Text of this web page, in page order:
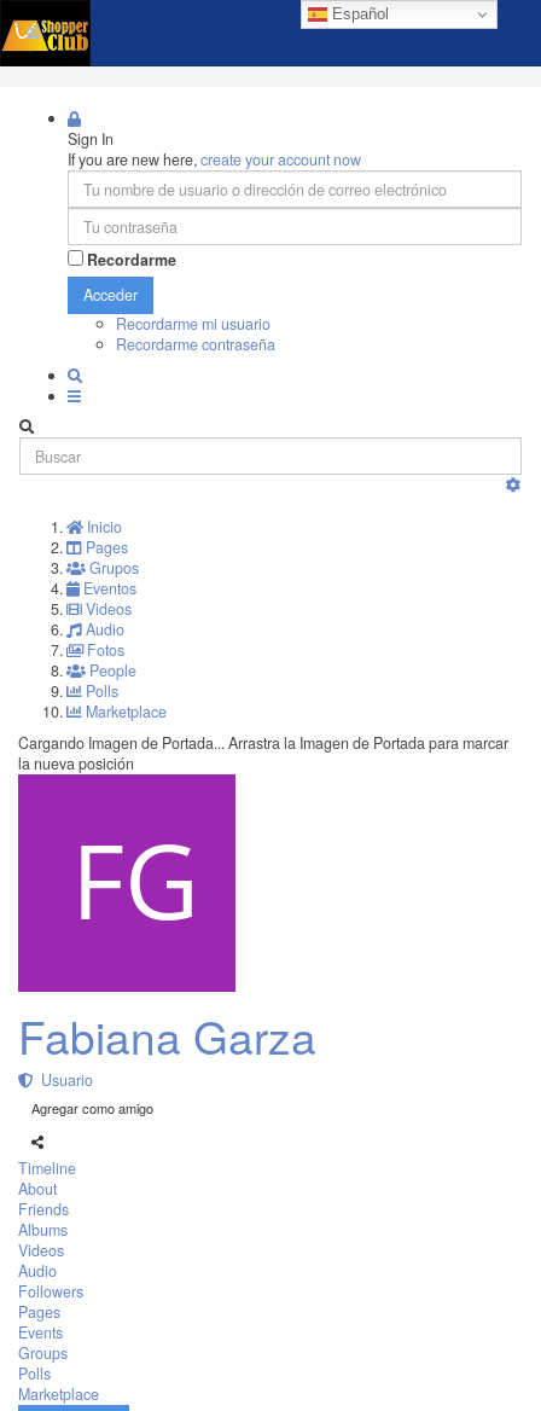
Español
Sign In
If you are new here,create your account now
Recordarme
Acceder
Recordarme mi usuario
Recordarme contraseña
Inicio
Pages
Grupos
Eventos
Videos
Audio
Fotos
People
Polls
Marketplace
Cargando Imagen de Portada... Arrastra la Imagen de Portada para marcar
la nueva posición
Fabiana Garza
Usuario
Agregar como amigo
Timeline
About
Friends
Albums
Videos
Audio
Followers
Pages
Events
Groups
Polls
Marketplace